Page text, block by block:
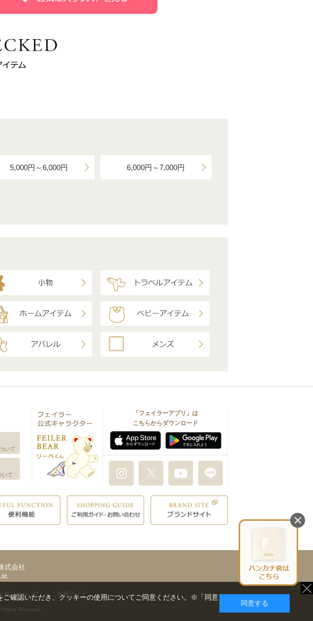
5,000円～6,000円 6,000円～7,000円
いて
いて
「フェイラーアプリ」は
こちらからダウンロード
式会社
扱いについて ご利用ガイド
Reserved.
ご確認いただき、クッキーの使用についてご同意ください。※「同意
同意する